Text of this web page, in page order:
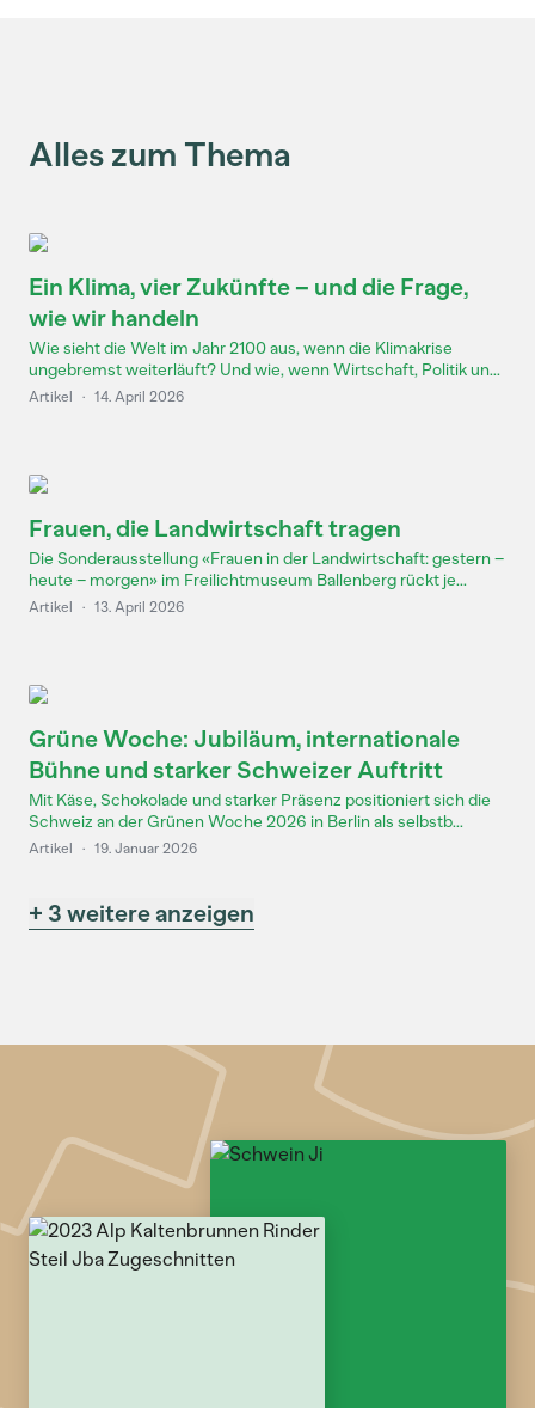
Alles zum Thema
Ein Klima, vier Zukünfte – und die Frage,
wie wir handeln
Wie sieht die Welt im Jahr 2100 aus, wenn die Klimakrise
ungebremst weiterläuft? Und wie, wenn Wirtschaft, Politik un...
Artikel · 14. April 2026
Frauen, die Landwirtschaft tragen
Die Sonderausstellung «Frauen in der Landwirtschaft: gestern –
heute – morgen» im Freilichtmuseum Ballenberg rückt je...
Artikel · 13. April 2026
Grüne Woche: Jubiläum, internationale
Bühne und starker Schweizer Auftritt
Mit Käse, Schokolade und starker Präsenz positioniert sich die
Schweiz an der Grünen Woche 2026 in Berlin als selbstb...
Artikel · 19. Januar 2026
+ 3 weitere anzeigen